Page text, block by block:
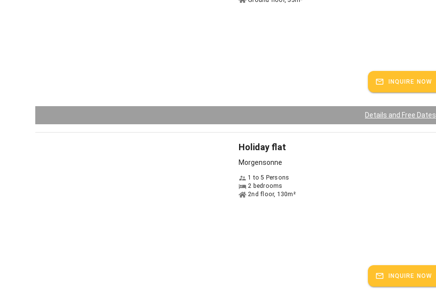
INQUIRE NOW
Details and Free Dates
Holiday flat
Morgensonne
1 to 5 Persons
2 bedrooms
2nd floor, 130m²
INQUIRE NOW